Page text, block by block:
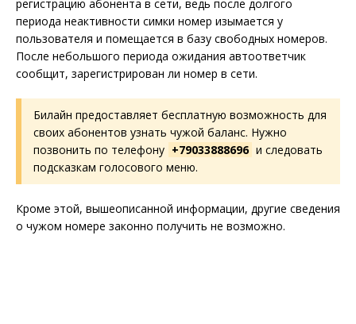
регистрацию абонента в сети, ведь после долгого
периода неактивности симки номер изымается у
пользователя и помещается в базу свободных номеров.
После небольшого периода ожидания автоответчик
сообщит, зарегистрирован ли номер в сети.
Билайн предоставляет бесплатную возможность для
своих абонентов узнать чужой баланс. Нужно
позвонить по телефону +79033888696 и следовать
подсказкам голосового меню.
Кроме этой, вышеописанной информации, другие сведения
о чужом номере законно получить не возможно.